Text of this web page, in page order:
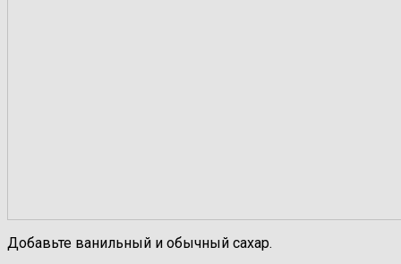
Добавьте ванильный и обычный сахар.